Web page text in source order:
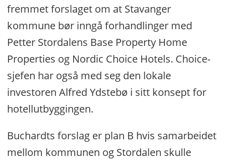
fremmet forslaget om at Stavanger
kommune bør inngå forhandlinger med
Petter Stordalens Base Property Home
Properties og Nordic Choice Hotels. Choice-
sjefen har også med seg den lokale
investoren Alfred Ydstebø i sitt konsept for
hotellutbyggingen.
Buchardts forslag er plan B hvis samarbeidet
mellom kommunen og Stordalen skulle